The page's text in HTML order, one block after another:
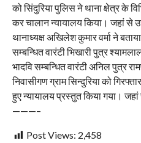
को सिंदुरिया पुलिस ने थाना क्षेत्र के
कर चालान न्यायालय किया। जहां से
थानाध्यक्ष अखिलेश कुमार वर्मा ने
सम्बन्धित वारंटी भिखारी पुत्र
भादवि सम्बन्धित वारंटी अनिल पुत्र
निवासीगण ग्राम सिन्दुरिया को
हुए न्यायालय प्रस्तुत किया गया।
———–
Post Views: 2,458